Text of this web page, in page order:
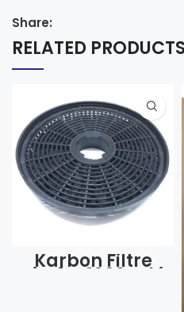
Share:
RELATED PRODUCTS
Karbon Filtre
Simfer 1009 Eski